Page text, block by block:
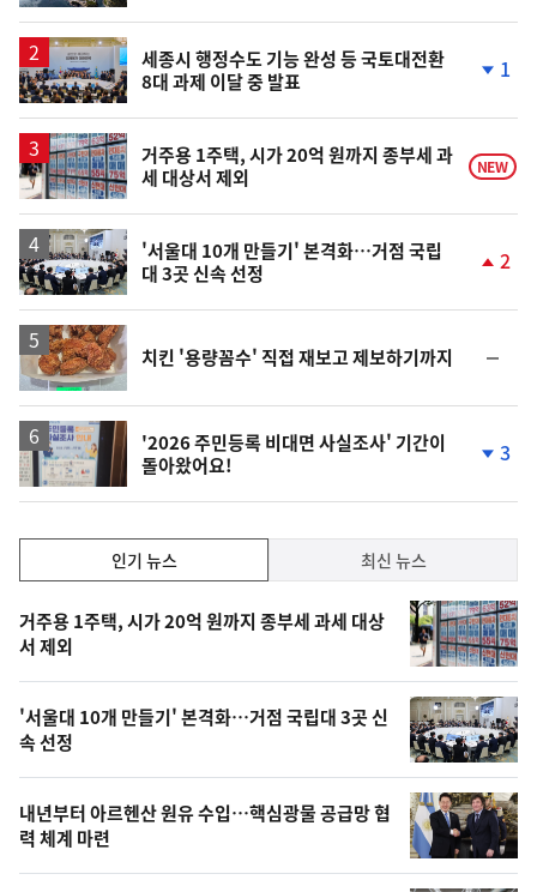
세종시 행정수도 기능 완성 등 국토대전환
8대 과제 이달 중 발표
락
1
거주용 1주택, 시가 20억 원까지 종부세 과
세 대상서 제외
NEW
'서울대 10개 만들기' 본격화…거점 국립
대 3곳 신속 선정
2
치킨 '용량꼼수' 직접 재보고 제보하기까지
일
'2026 주민등록 비대면 사실조사' 기간이
돌아왔어요!
락
3
기,
최
신,
오
늘
의
영
상
인기 뉴스 최신 뉴스
기
뉴
스
거주용 1주택, 시가 20억 원까지 종부세 과세 대상
서 제외
'서울대 10개 만들기' 본격화…거점 국립대 3곳 신
속 선정
내년부터 아르헨산 원유 수입…핵심광물 공급망 협
력 체계 마련